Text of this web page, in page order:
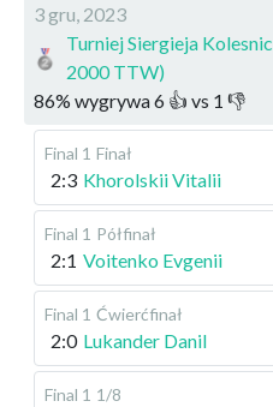
3 gru, 2023
Turniej Siergieja
2000 TTW)
86% wygrywa6 👍 vs 1 👎
Final 1 Finał
2:3 Khorolskii Vitalii
Final 1 Półfinał
2:1 Voitenko Evgenii
Final 1 Ćwierćfinał
2:0 Lukander Danil
Final 1 1/8